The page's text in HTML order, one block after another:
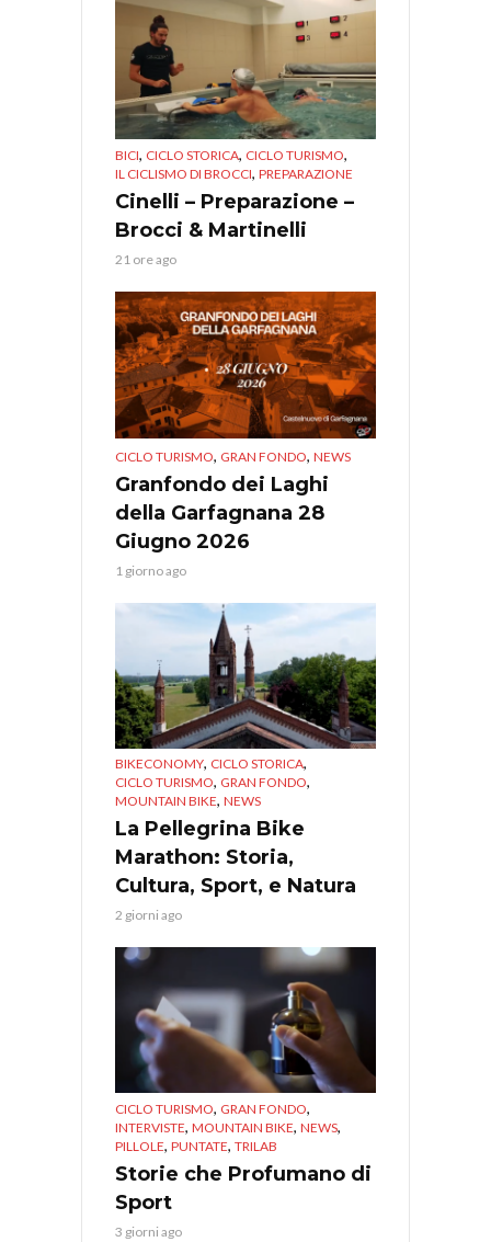
BICI, CICLO STORICA, CICLO TURISMO,
IL CICLISMO DI BROCCI, PREPARAZIONE
Cinelli – Preparazione –
Brocci & Martinelli
21 ore ago
CICLO TURISMO, GRAN FONDO, NEWS
Granfondo dei Laghi
della Garfagnana 28
Giugno 2026
1 giorno ago
BIKECONOMY, CICLO STORICA,
CICLO TURISMO, GRAN FONDO,
MOUNTAIN BIKE, NEWS
La Pellegrina Bike
Marathon: Storia,
Cultura, Sport, e Natura
2 giorni ago
CICLO TURISMO, GRAN FONDO,
INTERVISTE, MOUNTAIN BIKE, NEWS,
PILLOLE, PUNTATE, TRILAB
Storie che Profumano di
Sport
3 giorni ago